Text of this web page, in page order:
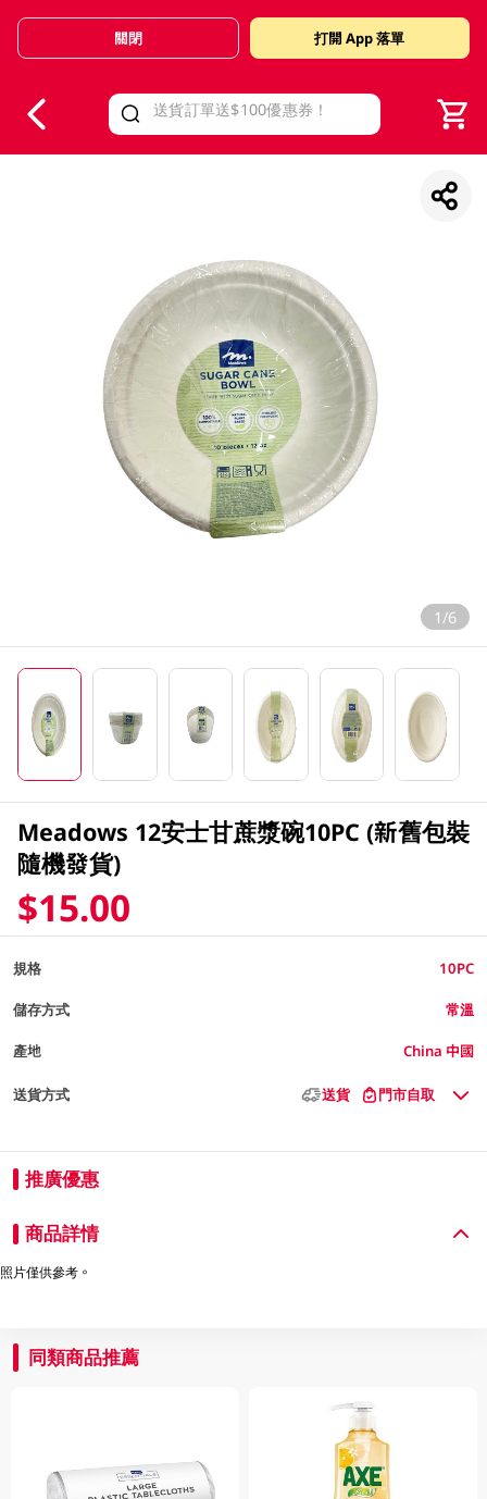
Valid Until 30 June 2026
關閉 打開 App 落單
1/6
Meadows 12安士甘蔗漿碗10PC (新舊包裝
隨機發貨)
$15.00
規格 10PC
儲存方式 常溫
產地 China 中國
送貨方式 送貨 門市自取
推廣優惠
商品詳情
照片僅供參考。
同類商品推薦